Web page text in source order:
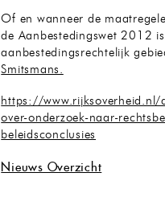
Of en wanneer de
de Aanbestedingswet 2012
aanbestedingsrechtelijk
Smitsmans.
https://
over-onderzoek-naar-
beleidsconclusies
Nieuws Overzicht